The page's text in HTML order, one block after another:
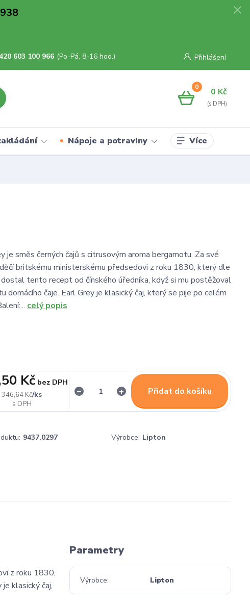
Přihlášení
603 100 966 (Po-Pá, 8-16 hod.)
0 0 Kč
Nápoje a potraviny Více
je směs černých čajů s citrusovým aroma bergamotu. Za své
britskému ministerskému předsedovi z roku 1830, který dle
tento recept od čínského úředníka, když si mu postěžoval
domácího čaje. Earl Grey je klasický čaj, který se pije po celém
celý popis
346,64 Kč/ks
Kč bez DPH
Přidat do košíku
9437.0297 Výrobce: Lipton
z roku 1830,
klasický čaj,
Parametry
Výrobce Lipton